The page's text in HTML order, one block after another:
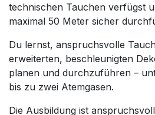
technischen Tauchen verfügst
maximal 50 Meter sicher
Du lernst, anspruchsvolle
erweiterten, beschleunigten
planen und durchzuführen –
bis zu zwei Atemgasen.
Die Ausbildung ist